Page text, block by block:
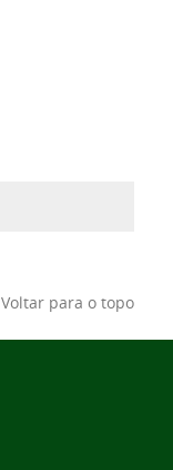
Voltar para o topo